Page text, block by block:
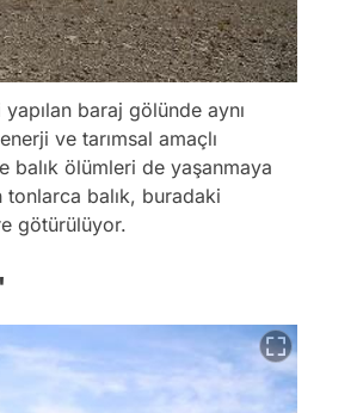
baraj gölünde aynı
ve tarımsal amaçlı
balık ölümleri de yaşanmaya
balık, buradaki
götürülüyor.